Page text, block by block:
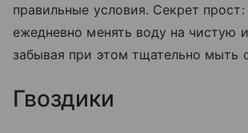
правильные условия. Секрет
ежедневно менять воду на чистую
забывая при этом тщательно мыть
Гвоздики